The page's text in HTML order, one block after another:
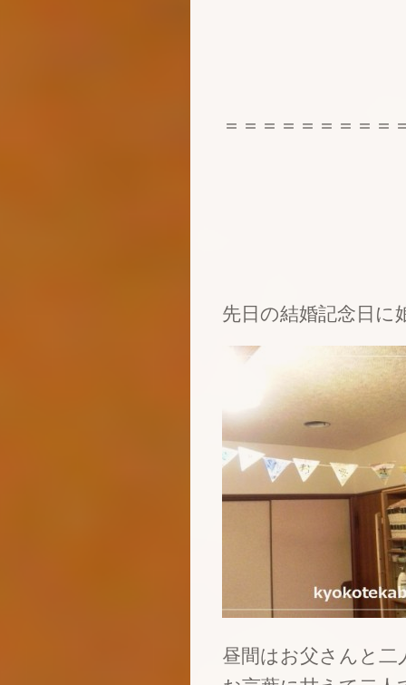
＝＝＝＝＝＝＝＝＝
先日の結婚記念日に
昼間はお父さんと